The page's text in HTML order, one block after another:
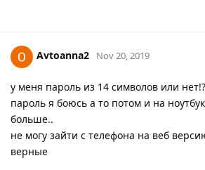
Avtoanna2 Nov 20, 2019
у меня пароль из 14 символов или
пароль я боюсь а то потом и на
больше..
не могу зайти с телефона на веб
верные